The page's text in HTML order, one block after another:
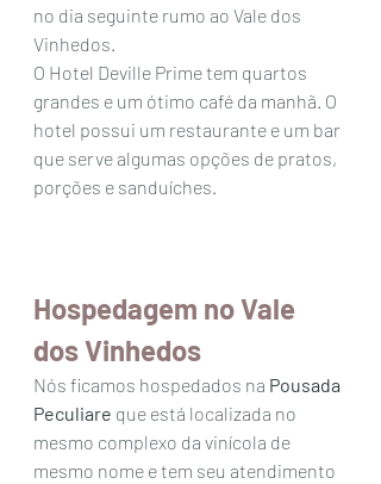
no dia seguinte rumo ao Vale dos
Vinhedos.
O Hotel Deville Prime tem quartos
grandes e um ótimo café da manhã. O
hotel possui um restaurante e um bar
que serve algumas opções de pratos,
porções e sanduíches.
Hospedagem no Vale
dos Vinhedos
Nós ficamos hospedados na Pousada
Peculiare que está localizada no
mesmo complexo da vinícola de
mesmo nome e tem seu atendimento